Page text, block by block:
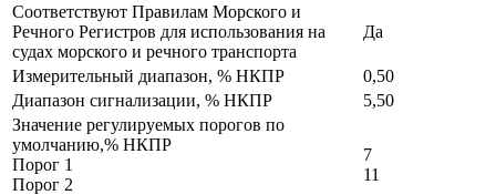
Cоответствуют Правилам Морского и
Речного Регистров для использования на
судах морского и речного транспорта
Да
Измерительный диапазон, % НКПР
0,50
Диапазон сигнализации, % НКПР
5,50
Значение регулируемых порогов по
умолчанию,% НКПР
Порог 1
Порог 2
7
11